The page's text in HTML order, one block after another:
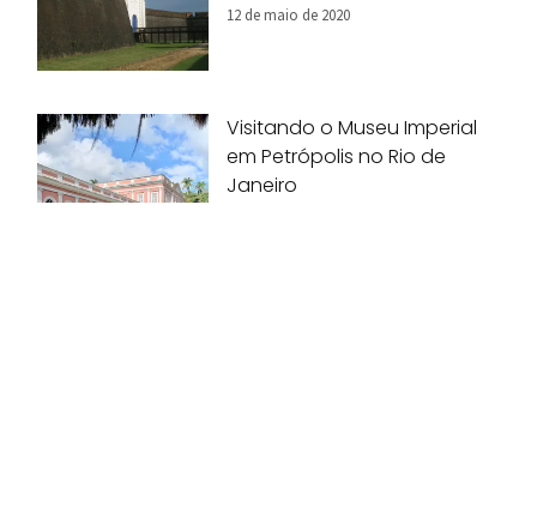
12 de maio de 2020
Visitando o Museu Imperial
em Petrópolis no Rio de
Janeiro